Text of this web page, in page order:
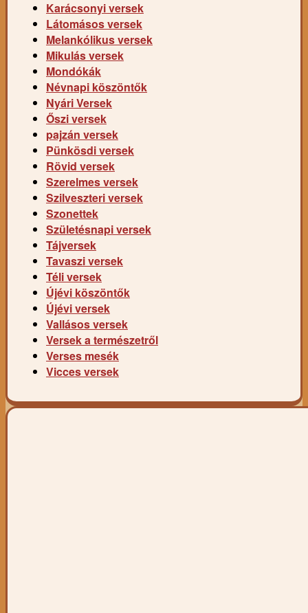
Karácsonyi versek
Látomásos versek
Melankólikus versek
Mikulás versek
Mondókák
Névnapi köszöntők
Nyári Versek
Őszi versek
pajzán versek
Pünkösdi versek
Rövid versek
Szerelmes versek
Szilveszteri versek
Szonettek
Születésnapi versek
Tájversek
Tavaszi versek
Téli versek
Újévi köszöntők
Újévi versek
Vallásos versek
Versek a természetről
Verses mesék
Vicces versek